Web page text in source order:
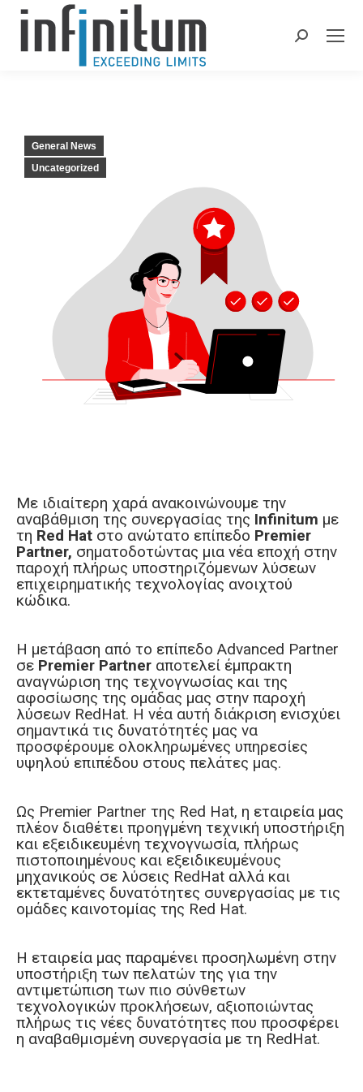
Search:
General News
Uncategorized
Με ιδιαίτερη χαρά ανακοινώνουμε την
αναβάθμιση της συνεργασίας της Infinitum με
τη Red Hat στο ανώτατο επίπεδο Premier
Partner, σηματοδοτώντας μια νέα εποχή στην
παροχή πλήρως υποστηριζόμενων λύσεων
επιχειρηματικής τεχνολογίας ανοιχτού
κώδικα.
Η μετάβαση από το επίπεδο Advanced Partner
σε Premier Partner αποτελεί έμπρακτη
αναγνώριση της τεχνογνωσίας και της
αφοσίωσης της ομάδας μας στην παροχή
λύσεων RedHat. Η νέα αυτή διάκριση ενισχύει
σημαντικά τις δυνατότητές μας να
προσφέρουμε ολοκληρωμένες υπηρεσίες
υψηλού επιπέδου στους πελάτες μας.
Ως Premier Partner της Red Hat, η εταιρεία μας
πλέον διαθέτει προηγμένη τεχνική υποστήριξη
και εξειδικευμένη τεχνογνωσία, πλήρως
πιστοποιημένους και εξειδικευμένους
μηχανικούς σε λύσεις RedHat αλλά και
εκτεταμένες δυνατότητες συνεργασίας με τις
ομάδες καινοτομίας της Red Hat.
Η εταιρεία μας παραμένει προσηλωμένη στην
υποστήριξη των πελατών της για την
αντιμετώπιση των πιο σύνθετων
τεχνολογικών προκλήσεων, αξιοποιώντας
πλήρως τις νέες δυνατότητες που προσφέρει
η αναβαθμισμένη συνεργασία με τη RedHat.